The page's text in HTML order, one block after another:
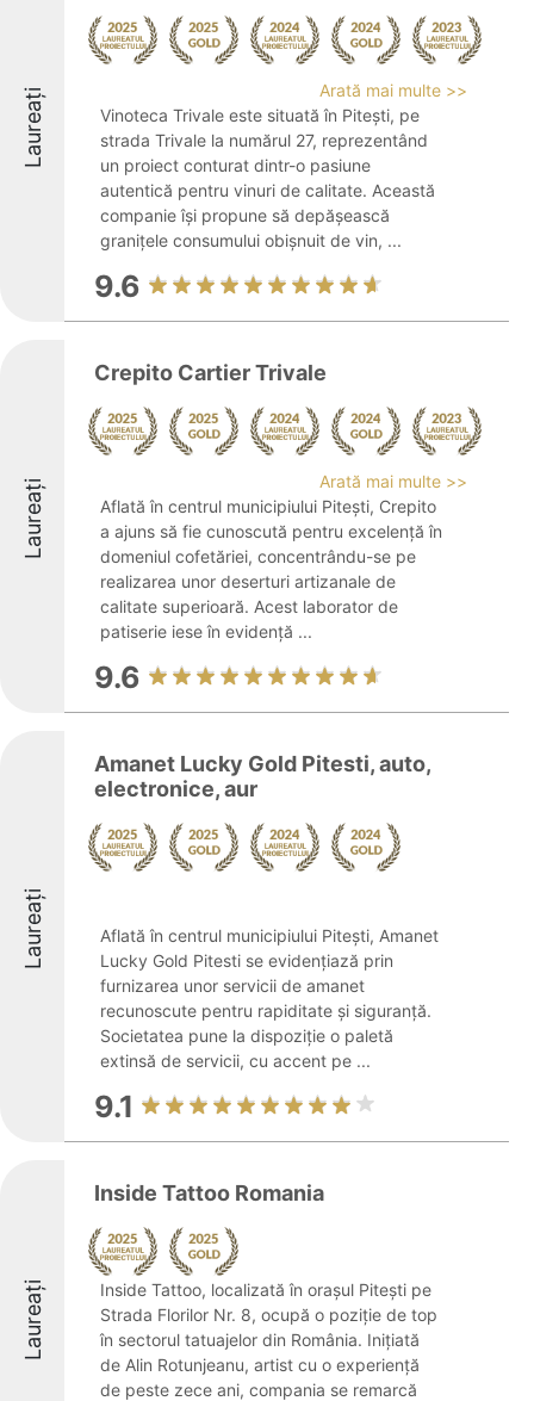
Laureați
Arată mai multe >>
Vinoteca Trivale este situată în Pitești, pe
strada Trivale la numărul 27, reprezentând
un proiect conturat dintr-o pasiune
autentică pentru vinuri de calitate. Această
companie își propune să depășească
granițele consumului obișnuit de vin, ...
9.6
Laureați
Crepito Cartier Trivale
Arată mai multe >>
Aflată în centrul municipiului Pitești, Crepito
a ajuns să fie cunoscută pentru excelență în
domeniul cofetăriei, concentrându-se pe
realizarea unor deserturi artizanale de
calitate superioară. Acest laborator de
patiserie iese în evidență ...
9.6
Laureați
Amanet Lucky Gold Pitesti, auto,
electronice, aur
Aflată în centrul municipiului Pitești, Amanet
Lucky Gold Pitesti se evidențiază prin
furnizarea unor servicii de amanet
recunoscute pentru rapiditate și siguranță.
Societatea pune la dispoziție o paletă
extinsă de servicii, cu accent pe ...
9.1
Laureați
Inside Tattoo Romania
Inside Tattoo, localizată în orașul Pitești pe
Strada Florilor Nr. 8, ocupă o poziție de top
în sectorul tatuajelor din România. Inițiată
de Alin Rotunjeanu, artist cu o experiență
de peste zece ani, compania se remarcă